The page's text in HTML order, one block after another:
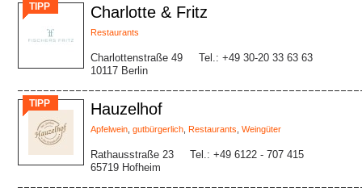
TIPP Charlotte & Fritz
Restaurants
Charlottenstraße 49
10117 Berlin
Tel.: +49 30-20 33 63 63
TIPP Hauzelhof
Apfelwein gutbürgerlich Restaurants Weingüter
Rathausstraße 23
65719 Hofheim
Tel.: +49 6122 - 707 415